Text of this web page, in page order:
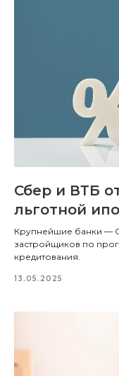
Сбер и ВТБ
льготной
Крупнейшие банки —
застройщиков по
кредитования.
13.05.2025